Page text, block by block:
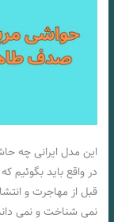
این مدل ایرانی چه
در واقع باید بگوئیم
قبل از مهاجرت و
نمی شناخت و نمی